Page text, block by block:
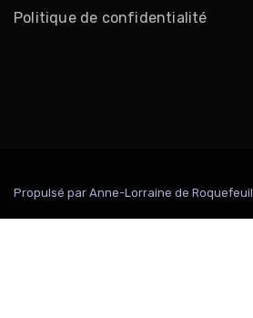
Politique de confidentialité
Propulsé par Anne-Lorraine de Roquefeuil